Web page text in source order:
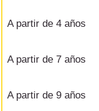
A partir de 4 años
A partir de 7 años
A partir de 9 años